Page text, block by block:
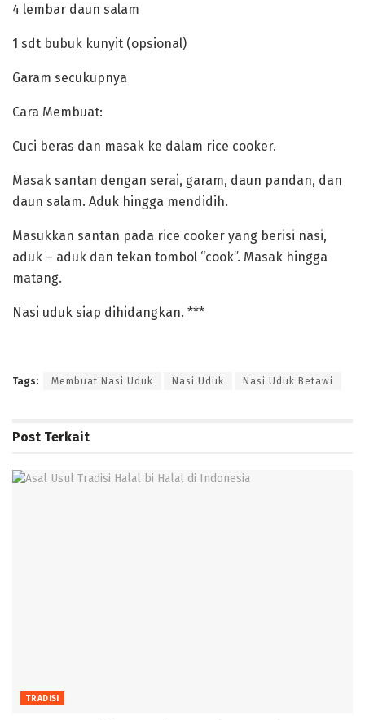
‎‎4 lembar daun salam
‎‎1 sdt bubuk kunyit (opsional)
‎‎Garam secukupnya
‎Cara Membuat:
‎‎Cuci beras dan masak ke dalam rice cooker.
‎Masak santan dengan serai, garam, daun pandan, dan
daun salam. Aduk hingga mendidih.
‎Masukkan santan pada rice cooker yang berisi nasi,
aduk – aduk dan tekan tombol “cook”. Masak hingga
matang.
‎Nasi uduk siap dihidangkan. ***
Tags: Membuat Nasi Uduk Nasi Uduk Nasi Uduk Betawi
Post Terkait
TRADISI